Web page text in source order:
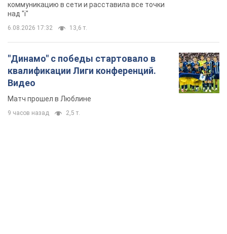
коммуникацию в сети и расставила все точки
над "i"
6.08.2026 17:32 13,6 т.
"Динамо" с победы стартовало в
квалификации Лиги конференций.
Видео
Матч прошел в Люблине
9 часов назад 2,5 т.